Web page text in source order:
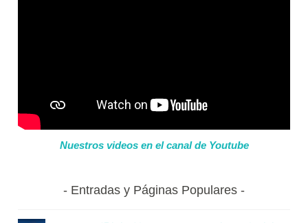
Nuestros videos en el canal de Youtube
Entradas y Páginas Populares